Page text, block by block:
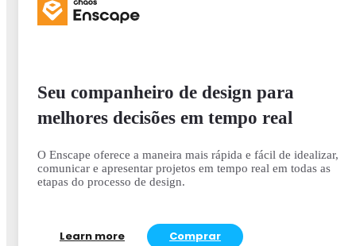
Seu companheiro de design para
melhores decisões em tempo real
O Enscape oferece a maneira mais rápida e fácil de idealizar,
comunicar e apresentar projetos em tempo real em todas as
etapas do processo de design.
Learn more Comprar